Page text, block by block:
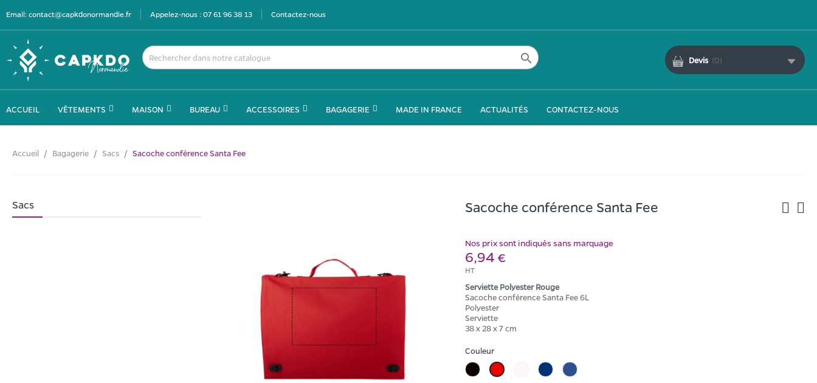
Email:contact@capkdonormandie.fr Appelez-nous :07 61 96 38 13 Contactez-nous
 Devis (0)
ACCUEIL VÊTEMENTS MAISON BUREAU ACCESSOIRES BAGAGERIE MADE IN FRANCE ACTUALITÉS CONTACTEZ-NOUS
Accueil Bagagerie Sacs Sacoche conférence Santa Fee
Sacs Sacoche conférence Santa Fee
Nos prix sont indiqués sans marquage
6,94 €
HT
Serviette Polyester Rouge
Sacoche conférence Santa Fee 6L
Polyester
Serviette
38 x 28 x 7 cm
Couleur
Noir
Rouge Blanc MarineBleu
royal